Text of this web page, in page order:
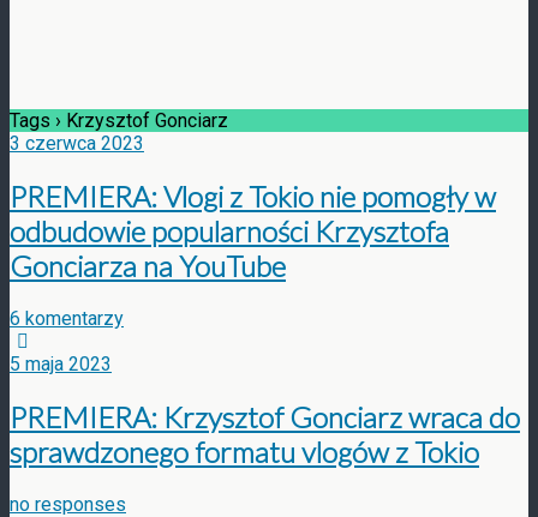
Tags › Krzysztof Gonciarz
3 czerwca 2023
PREMIERA: Vlogi z Tokio nie pomogły w
odbudowie popularności Krzysztofa
Gonciarza na YouTube
6 komentarzy
5 maja 2023
PREMIERA: Krzysztof Gonciarz wraca do
sprawdzonego formatu vlogów z Tokio
no responses